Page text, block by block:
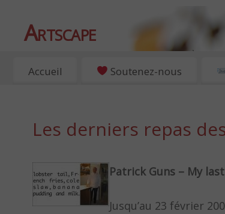
Artscape
EXPOSITIONS, ART ET CULTURE À PARIS
Accueil Soutenez-nous
Les derniers repas
Patrick Guns – My
Jusqu’au 23 février